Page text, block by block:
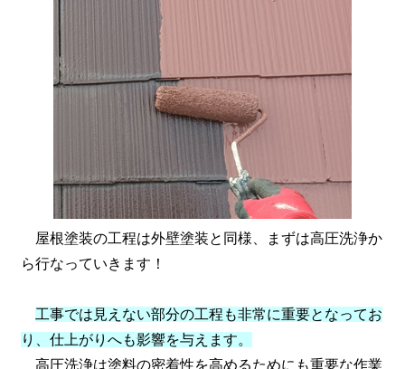
屋根塗装の工程は外壁塗装と同様、まずは高圧洗浄か
ら行なっていきます！
工事では見えない部分の工程も非常に重要となってお
り、仕上がりへも影響を与えます。
高圧洗浄は塗料の密着性を高めるためにも重要な作業